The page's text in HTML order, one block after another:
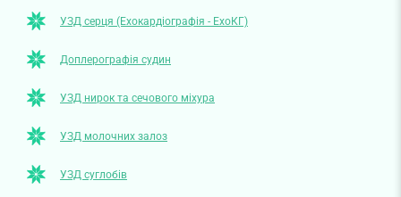
УЗД серця (Ехокардіографія - ЕхоКГ)
Доплерографія судин
УЗД нирок та сечового міхура
УЗД молочних залоз
УЗД суглобів